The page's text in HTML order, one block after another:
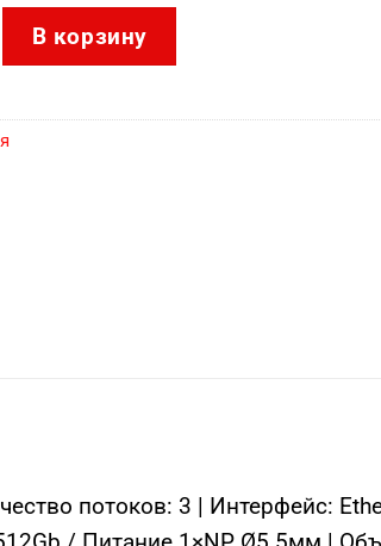
DS-2CD3043G2-IU(B)(BLACK)
В корзину
потоков: 3 | Интерфейс: